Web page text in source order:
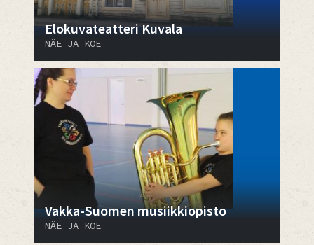
Elokuvateatteri Kuvala
NÄE JA KOE
Vakka-Suomen musiikkiopisto
NÄE JA KOE